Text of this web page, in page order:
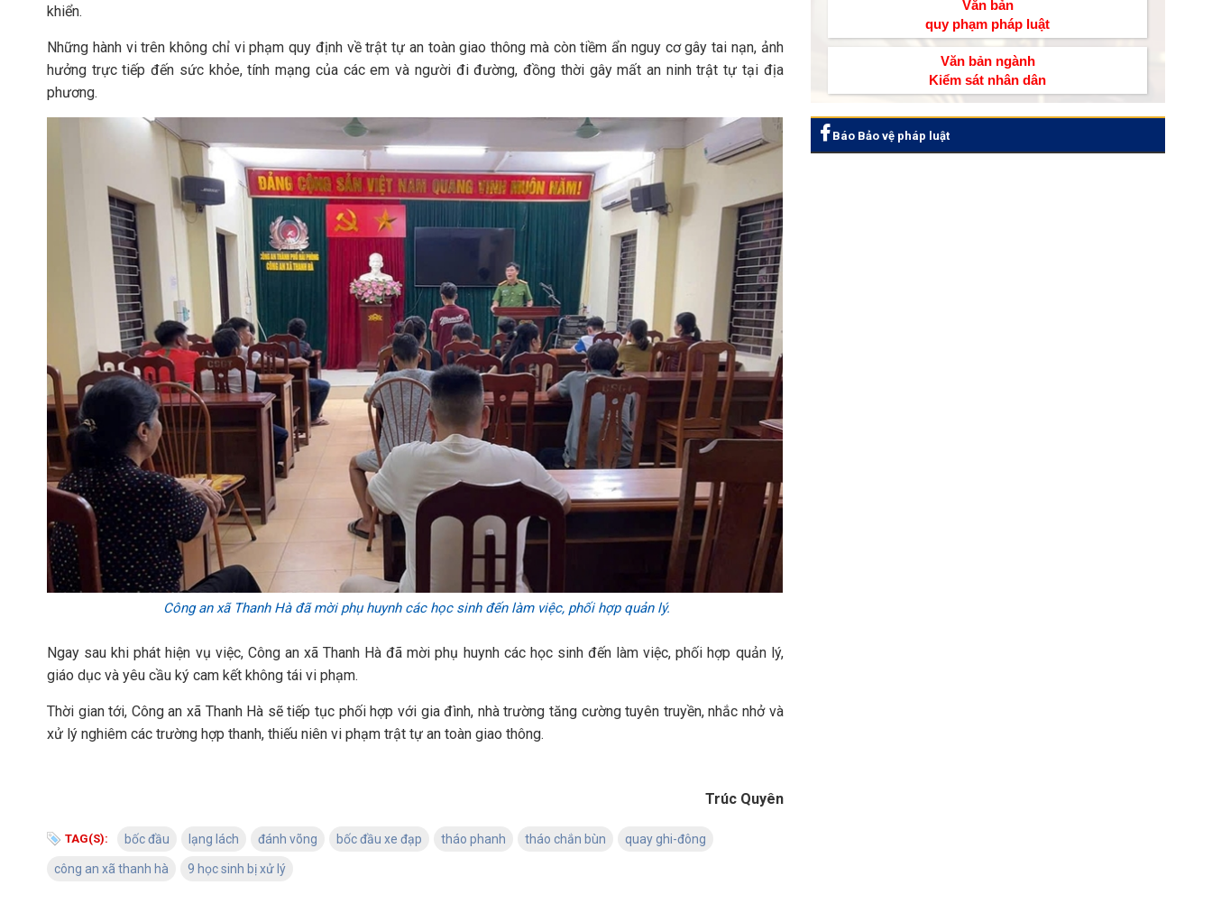
khiển.
Những hành vi trên không chỉ vi phạm quy định về trật tự an toàn giao thông mà còn tiềm ẩn nguy cơ gây tai nạn, ảnh
hưởng trực tiếp đến sức khỏe, tính mạng của các em và người đi đường, đồng thời gây mất an ninh trật tự tại địa
phương.
Công an xã Thanh Hà đã mời phụ huynh các học sinh đến làm việc, phối hợp quản lý.
Ngay sau khi phát hiện vụ việc, Công an xã Thanh Hà đã mời phụ huynh các học sinh đến làm việc, phối hợp quản lý,
giáo dục và yêu cầu ký cam kết không tái vi phạm.
Thời gian tới, Công an xã Thanh Hà sẽ tiếp tục phối hợp với gia đình, nhà trường tăng cường tuyên truyền, nhắc nhở và
xử lý nghiêm các trường hợp thanh, thiếu niên vi phạm trật tự an toàn giao thông.
Trúc Quyên
TAG(S): bốc đầu lạng lách đánh võng bốc đầu xe đạp tháo phanh tháo chắn bùn quay ghi-đông
công an xã thanh hà 9 học sinh bị xử lý
Văn bản
quy phạm pháp luật
Văn bản ngành
Kiểm sát nhân dân
Báo Bảo vệ pháp luật